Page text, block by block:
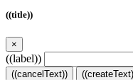
((title))
×
((label))
((cancelText))